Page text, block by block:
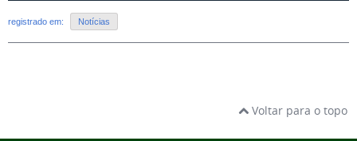
registrado em: Notícias
Voltar para o topo